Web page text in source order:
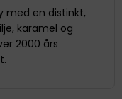
med en distinkt,
karamel og
2000 års